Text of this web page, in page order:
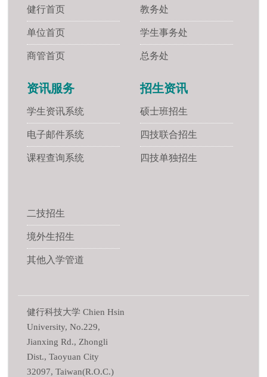
健行首页
单位首页
商管首页
教务处
学生事务处
总务处
资讯服务
学生资讯系统
电子邮件系统
课程查询系统
招生资讯
硕士班招生
四技联合招生
四技单独招生
二技招生
境外生招生
其他入学管道
健行科技大学 Chien Hsin
University, No.229,
Jianxing Rd., Zhongli
Dist., Taoyuan City
32097, Taiwan(R.O.C.)